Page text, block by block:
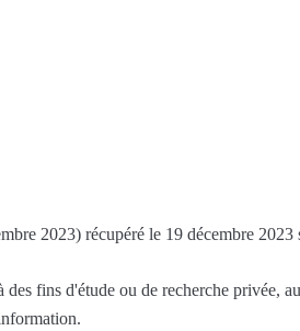
2023) récupéré le 19 décembre 2023
fins d'étude ou de recherche privée,